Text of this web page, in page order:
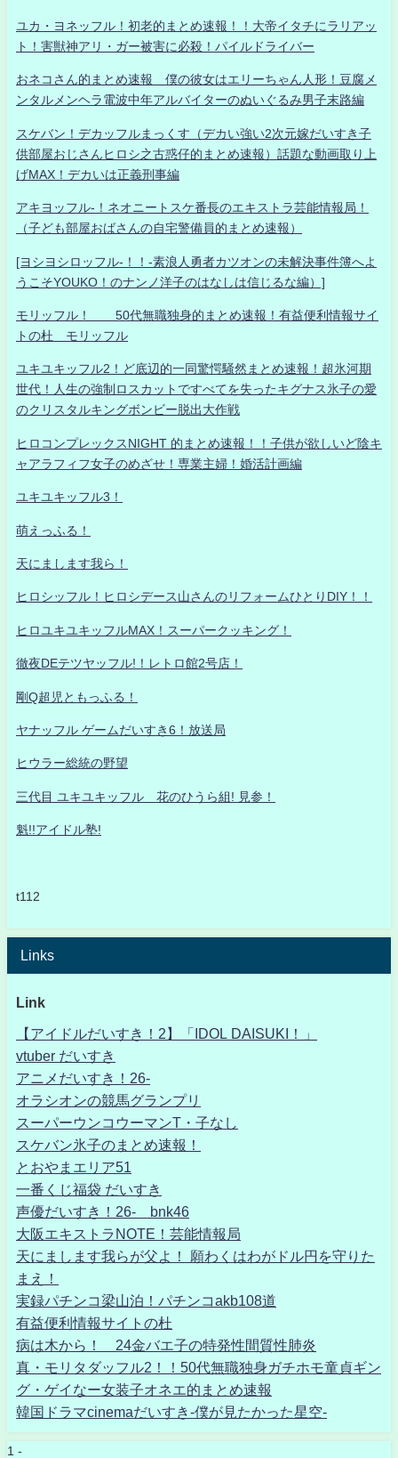
ユカ・ヨネッフル！初老的まとめ速報！！大帝イタチにラリアッ
ト！害獣神アリ・ガー被害に必殺！パイルドライバー
おネコさん的まとめ速報 僕の彼女はエリーちゃん人形！豆腐メ
ンタルメンヘラ電波中年アルバイターのぬいぐるみ男子末路編
スケバン！デカッフルまっくす（デカい強い2次元嫁だいすき子
供部屋おじさんヒロシ之古惑仔的まとめ速報）話題な動画取り上
げMAX！デカいは正義刑事編
アキヨッフル-！ネオニートスケ番長のエキストラ芸能情報局！
（子ども部屋おばさんの自宅警備員的まとめ速報）
[ヨシヨシロッフル-！！-素浪人勇者カツオンの未解決事件簿へよ
うこそYOUKO！のナンノ洋子のはなしは信じるな編）]
モリッフル！ 50代無職独身的まとめ速報！有益便利情報サイ
トの杜 モリッフル
ユキユキッフル2！ど底辺的一同驚愕騒然まとめ速報！超氷河期
世代！人生の強制ロスカットですべてを失ったキグナス氷子の愛
のクリスタルキングボンビー脱出大作戦
ヒロコンプレックスNIGHT 的まとめ速報！！子供が欲しいど陰キ
ャアラフィフ女子のめざせ！専業主婦！婚活計画編
ユキユキッフル3！
萌えっふる！
天にまします我ら！
ヒロシッフル！ヒロシデース山さんのリフォームひとりDIY！！
ヒロユキユキッフルMAX！スーパークッキング！
徹夜DEテツヤッフル!！レトロ館2号店！
剛Q超児ともっふる！
ヤナッフル ゲームだいすき6！放送局
ヒウラー総統の野望
三代目 ユキユキッフル 花のひうら組! 見参！
魁!!アイドル塾!
t112
Links
Link
【アイドルだいすき！2】「IDOL DAISUKI！」
vtuber だいすき
アニメだいすき！26-
オラシオンの競馬グランプリ
スーパーウンコウーマンT・子なし
スケバン氷子のまとめ速報！
とおやまエリア51
一番くじ福袋 だいすき
声優だいすき！26- bnk46
大阪エキストラNOTE！芸能情報局
天にまします我らが父よ！ 願わくはわがドル円を守りた
まえ！
実録パチンコ梁山泊！パチンコakb108道
有益便利情報サイトの杜
病は木から！ 24金バエ子の特発性間質性肺炎
真・モリタダッフル2！！50代無職独身ガチホモ童貞ギン
グ・ゲイなー女装子オネエ的まとめ速報
韓国ドラマcinemaだいすき-僕が見たかった星空-
1 -